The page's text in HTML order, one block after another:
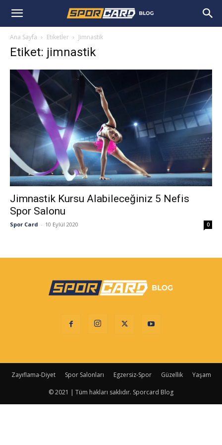
Ana Sayfa Etiketler Jimnastik
Etiket: jimnastik
Jimnastik Kursu Alabileceğiniz 5 Nefis
Spor Salonu
Spor Card - 10 Eylül 2020 0
Zayıflama-Diyet Spor Salonları Egzersiz-Spor Güzellik Yaşam
© 2021 | Tüm hakları saklıdır. Sporcard Blog